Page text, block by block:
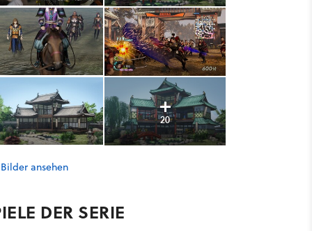
20
ansehen
DER SERIE